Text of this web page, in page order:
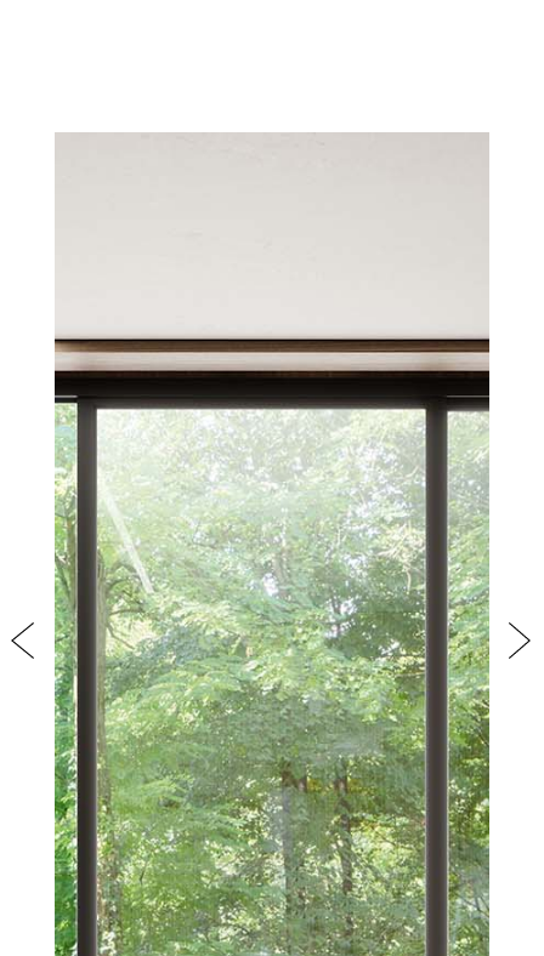
PRODOTTI
COLLEZIONI
NEW
RIVESTIMENTI
AZIENDA
CONTATTI
AREA RISERVATA
Previous